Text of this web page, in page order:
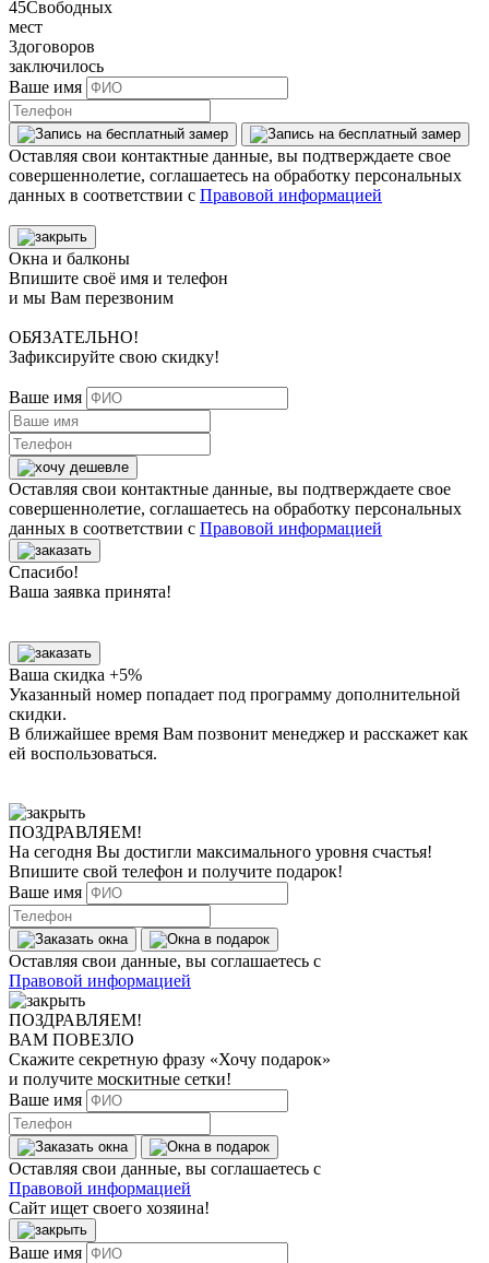
45Свободных
мест
3договоров
заключилось
Ваше имя
Оставляя свои контактные данные, вы подтверждаете свое
совершеннолетие, соглашаетесь на обработку персональных
данных в соответствии с Правовой информацией
Окна и балконы
Впишите своё имя и телефон
и мы Вам перезвоним
ОБЯЗАТЕЛЬНО!
Зафиксируйте свою скидку!
Ваше имя
Оставляя свои контактные данные, вы подтверждаете свое
совершеннолетие, соглашаетесь на обработку персональных
данных в соответствии с Правовой информацией
Спасибо!
Ваша заявка принята!
Ваша скидка +5%
Указанный номер попадает под программу дополнительной
скидки.
В ближайшее время Вам позвонит менеджер и расскажет как
ей воспользоваться.
ПОЗДРАВЛЯЕМ!
На сегодня Вы достигли максимального уровня счастья!
Впишите свой телефон и получите подарок!
Ваше имя
Оставляя свои данные, вы соглашаетесь с
Правовой информацией
ПОЗДРАВЛЯЕМ!
ВАМ ПОВЕЗЛО
Скажите секретную фразу «Хочу подарок»
и получите москитные сетки!
Ваше имя
Оставляя свои данные, вы соглашаетесь с
Правовой информацией
Сайт ищет своего хозяина!
Ваше имя